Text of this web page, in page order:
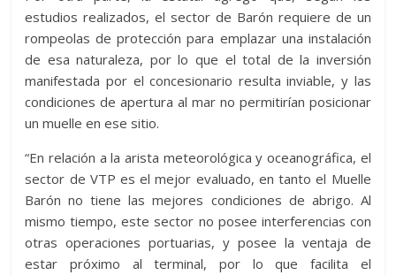
estudios realizados, el sector de Barón requiere de un
rompeolas de protección para emplazar una instalación
de esa naturaleza, por lo que el total de la inversión
manifestada por el concesionario resulta inviable, y las
condiciones de apertura al mar no permitirían posicionar
un muelle en ese sitio.
“En relación a la arista meteorológica y oceanográfica, el
sector de VTP es el mejor evaluado, en tanto el Muelle
Barón no tiene las mejores condiciones de abrigo. Al
mismo tiempo, este sector no posee interferencias con
otras operaciones portuarias, y posee la ventaja de
estar próximo al terminal, por lo que facilita el